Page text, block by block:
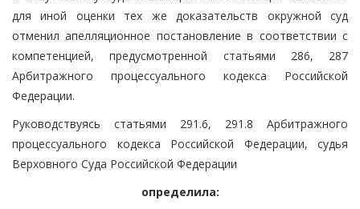
для иной оценки тех же доказательств окружной суд
отменил апелляционное постановление в соответствии с
компетенцией, предусмотренной статьями 286, 287
Арбитражного процессуального кодекса Российской
Федерации.
Руководствуясь статьями 291.6, 291.8 Арбитражного
процессуального кодекса Российской Федерации, судья
Верховного Суда Российской Федерации
определила: